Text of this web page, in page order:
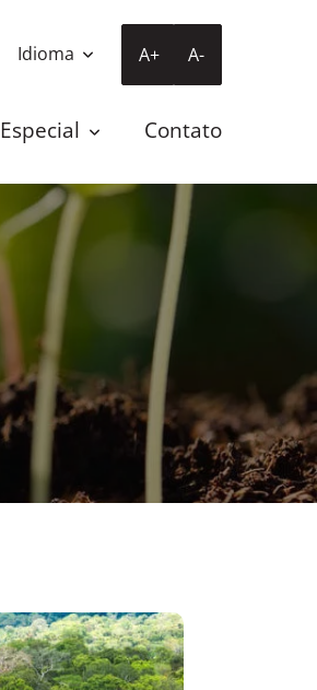
Idioma A+ A-
Especial Contato